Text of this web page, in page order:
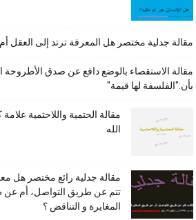
مقالة جدلية مختصر هل المعرفة ترتد إلى العقل أم
مقالة الاستقصاء بالوضع دافع عن صدق الأطروحة
بأن:"الفلسفة لها قيمة"
مقالة الحتمية واللاحتمية علامة
الله
مقالة جدلية رائع مختصر هل
تتم عن طريق التواصل، أم
المغايرة و التناقض ؟